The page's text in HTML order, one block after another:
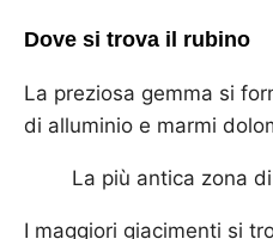
Dove si trova il rubino
La preziosa gemma si
di alluminio e marmi
La più antica zona
I maggiori giacimenti si